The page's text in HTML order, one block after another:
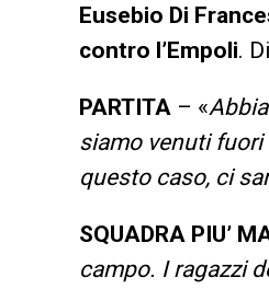
Eusebio Di
contro l’Empoli.
PARTITA – «
siamo venuti fuori
questo caso, ci
SQUADRA PIU’
campo. I ragazzi